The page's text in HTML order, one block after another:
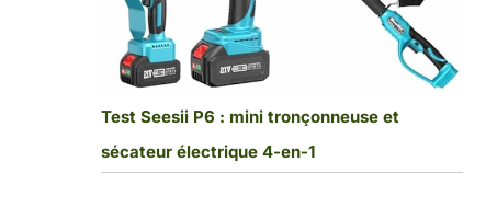
Test Seesii P6 : mini tronçonneuse et
sécateur électrique 4-en-1